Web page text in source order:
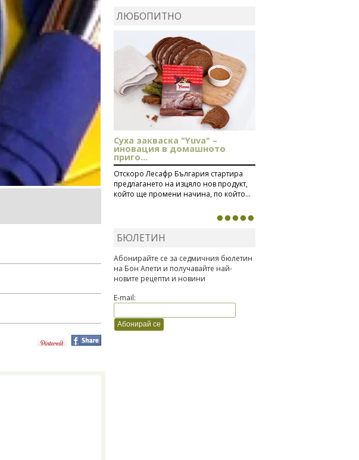
лимон
коментира рецептата
Киноа със зеленчуци
ЛЮБОПИТНО
Суха закваска "Yuva" –
иновация в домашното
приго...
Отскоро Лесафр България стартира
предлагането на изцяло нов продукт,
който ще промени начина, по който...
БЮЛЕТИН
Абонирайте се за седмичния бюлетин
на Бон Апети и получавайте най-
новите рецепти и новини
E-mail: